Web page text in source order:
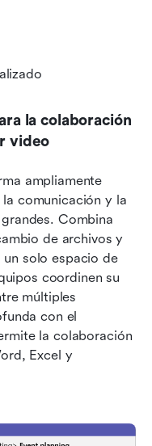
la colaboración
video
ampliamente
comunicación y la
Combina
de archivos y
solo espacio de
coordinen su
múltiples
con el
la colaboración
Excel y